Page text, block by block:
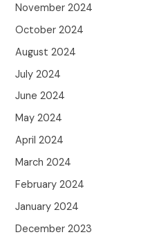
November 2024
October 2024
August 2024
July 2024
June 2024
May 2024
April 2024
March 2024
February 2024
January 2024
December 2023